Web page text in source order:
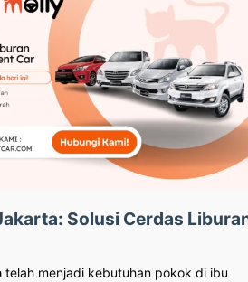
Solusi Cerdas
telah menjadi kebutuhan pokok di ibu